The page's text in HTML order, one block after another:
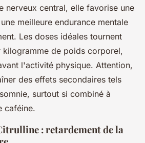
nerveux central, elle favorise une
meilleure endurance mentale
Les doses idéales tournent
de poids corporel,
l'activité physique. Attention,
des effets secondaires tels
surtout si combiné à
caféine.
: retardement de la